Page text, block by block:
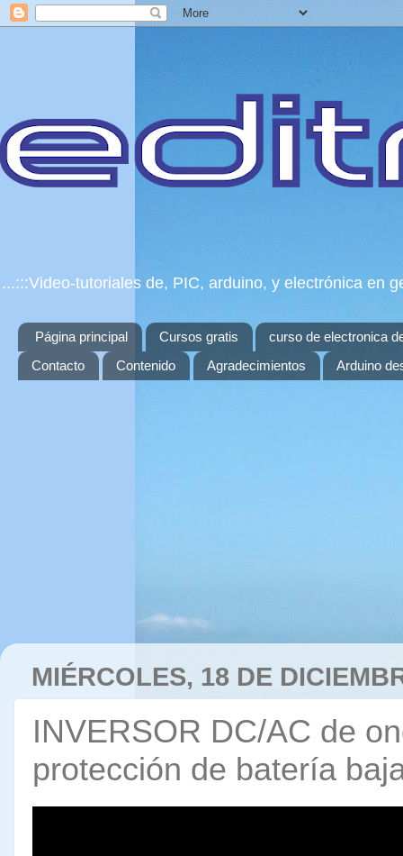
...:::Video-tutoriales de, PIC, arduino, y electrónica en
Página principal Cursos gratis
curso de electronica
Contacto
Contenido Agradecimientos Arduino
MIÉRCOLES, 18 DE
INVERSOR DC/AC de
protección de batería